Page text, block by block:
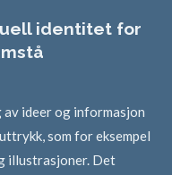
identitet for
ideer og informasjon
som for eksempel
illustrasjoner. Det